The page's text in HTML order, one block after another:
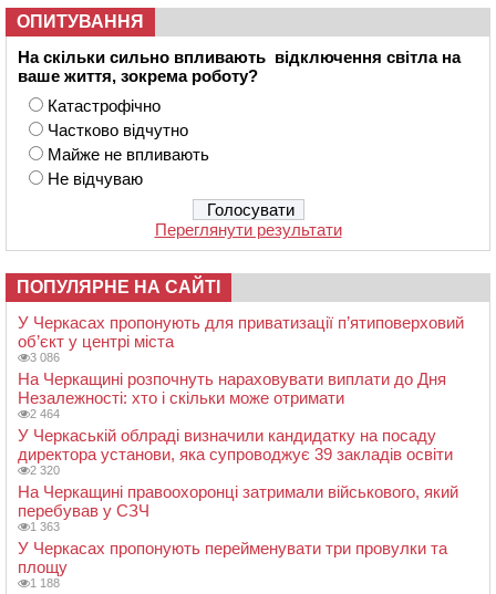
ОПИТУВАННЯ
На скільки сильно впливають відключення світла на
ваше життя, зокрема роботу?
Катастрофічно
Частково відчутно
Майже не впливають
Не відчуваю
Переглянути результати
ПОПУЛЯРНЕ НА САЙТІ
У Черкасах пропонують для приватизації п’ятиповерховий
об’єкт у центрі міста
3 086
На Черкащині розпочнуть нараховувати виплати до Дня
Незалежності: хто і скільки може отримати
2 464
У Черкаській облраді визначили кандидатку на посаду
директора установи, яка супроводжує 39 закладів освіти
2 320
На Черкащині правоохоронці затримали військового, який
перебував у СЗЧ
1 363
У Черкасах пропонують перейменувати три провулки та
площу
1 188